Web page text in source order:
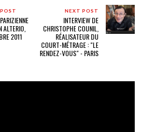
2011
NEXT POST
INTERVIEW DE
CHRISTOPHE COUNIL,
RÉALISATEUR DU
COURT-MÉTRAGE : "LE
RENDEZ-VOUS" - PARIS